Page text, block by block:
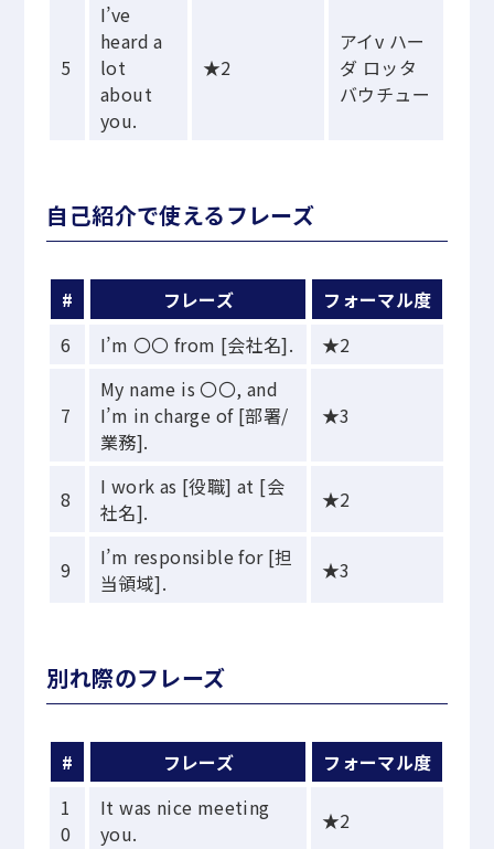
5
I’ve
heard a
lot
about
you.
★2
アイv ハー
ダ ロッタ
バウチュー
自己紹介で使えるフレーズ
# フレーズ
フォーマル度
6
I’m 〇〇 from [会社名]. ★2
7
My name is 〇〇, and
I’m in charge of [部署/
業務].
★3
8
I work as [役職] at [会
社名].
★2
9
I’m responsible for [担
当領域].
★3
別れ際のフレーズ
# フレーズ
フォーマル度
1
0
It was nice meeting
you.
★2